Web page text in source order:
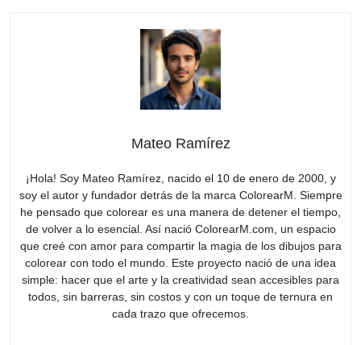
Mateo Ramírez
¡Hola! Soy Mateo Ramírez, nacido el 10 de enero de 2000, y
soy el autor y fundador detrás de la marca ColorearM. Siempre
he pensado que colorear es una manera de detener el tiempo,
de volver a lo esencial. Así nació ColorearM.com, un espacio
que creé con amor para compartir la magia de los dibujos para
colorear con todo el mundo. Este proyecto nació de una idea
simple: hacer que el arte y la creatividad sean accesibles para
todos, sin barreras, sin costos y con un toque de ternura en
cada trazo que ofrecemos.